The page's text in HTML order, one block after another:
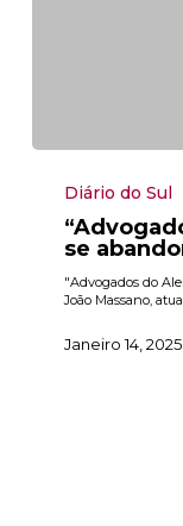
Alentejo
abandonados
Ordem”
Diário do Sul
se
"Advogados do
João Massano,
Janeiro 14, 2025